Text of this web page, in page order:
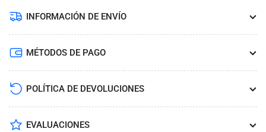
INFORMACIÓN DE ENVÍO
MÉTODOS DE PAGO
POLÍTICA DE DEVOLUCIONES
EVALUACIONES